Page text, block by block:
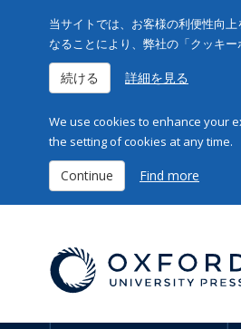
当サイトでは、お客様の利便性向
なることにより、弊社の「クッキ
続ける 詳細を見る
We use cookies to enhance your
the setting of cookies at any time.
Continue Find more